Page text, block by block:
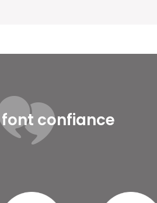
confiance